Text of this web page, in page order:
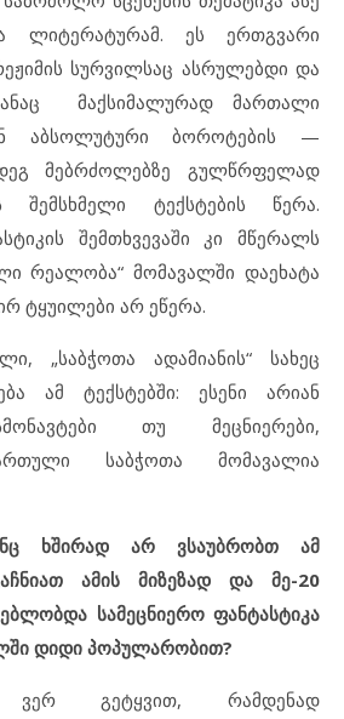
ლიტერატურამ. ეს ერთგვარი
სურვილსაც ასრულებდი და
მაქსიმალურად მართალი
აბსოლუტური ბოროტების —
მებრძოლებზე გულწრფელად
შემსხმელი ტექსტების წერა.
შემთხვევაში კი მწერალს
რეალობა“ მომავალში დაეხატა
ტყუილები არ ეწერა.
„საბჭოთა ადამიანის“ სახეც
ამ ტექსტებში: ესენი არიან
თუ მეცნიერები,
საბჭოთა მომავალია
ხშირად არ ვსაუბრობთ ამ
ამის მიზეზად და მე-20
სამეცნიერო ფანტასტიკა
დიდი პოპულარობით?
ვერ გეტყვით, რამდენად